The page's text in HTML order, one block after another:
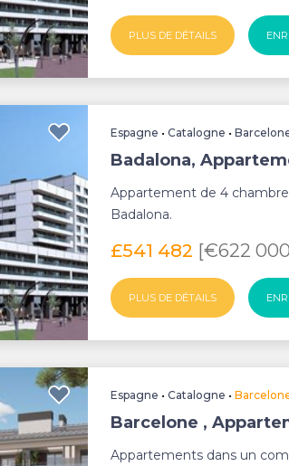
PLUS DE DÉTAILS
Espagne •Catalogne •
Badalona,
Appartement de 4
Badalona.
£541 482 [€622
PLUS DE DÉTAILS
Espagne •Catalogne •
Barcelone ,
Appartements dans un